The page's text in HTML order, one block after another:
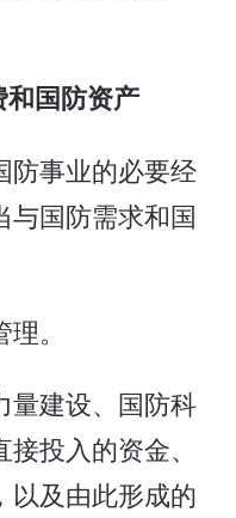
国防资产
事业的必要经
与国防需求和国
。
建设、国防科
投入的资金、
以及由此形成的